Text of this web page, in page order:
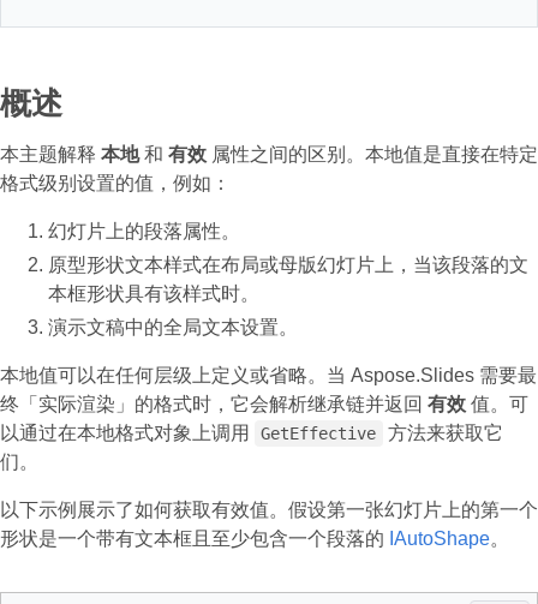
概述
本主题解释 本地和 有效 属性之间的区别。本地值是直接在特定
格式级别设置的值，例如：
幻灯片上的段落属性。
原型形状文本样式在布局或母版幻灯片上，当该段落的文
本框形状具有该样式时。
演示文稿中的全局文本设置。
本地值可以在任何层级上定义或省略。当 Aspose.Slides 需要最
终「实际渲染」的格式时，它会解析继承链并返回 有效 值。可
以通过在本地格式对象上调用
GetEffective
方法来获取它
们。
以下示例展示了如何获取有效值。假设第一张幻灯片上的第一个
形状是一个带有文本框且至少包含一个段落的 IAutoShape。